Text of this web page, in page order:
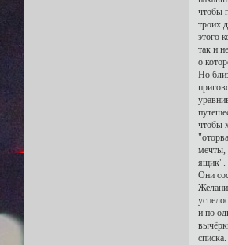
чтобы
троих
этого
так и
о
Но
чтобы
мечты,
ящик".
Они
и по
списка.